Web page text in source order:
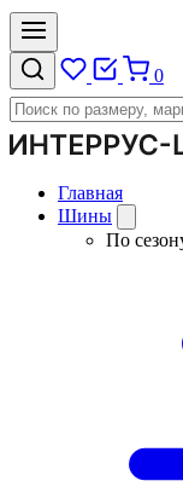
0
Главная
Шины
По